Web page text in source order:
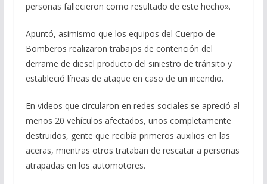
personas fallecieron como resultado de este hecho».
Apuntó, asimismo que los equipos del Cuerpo de
Bomberos realizaron trabajos de contención del
derrame de diesel producto del siniestro de tránsito y
estableció líneas de ataque en caso de un incendio.
En videos que circularon en redes sociales se apreció al
menos 20 vehículos afectados, unos completamente
destruidos, gente que recibía primeros auxilios en las
aceras, mientras otros trataban de rescatar a personas
atrapadas en los automotores.